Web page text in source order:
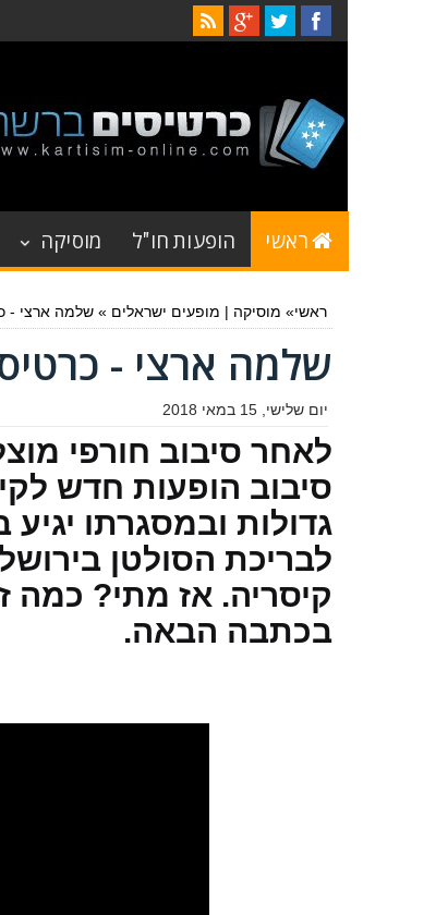
ראשי הופעות חו"ל מוסיקה
ראשי» מוסיקה | מופעים ישראלים »שלמה ארצי -
שלמה ארצי - כרטיסים
יום שלישי, 15 במאי 2018
לאחר סיבוב חורפי
גדולות ובמסגרתו יגיע
לבריכת הסולטן
קיסריה. אז מתי? כמה
בכתבה הבאה.